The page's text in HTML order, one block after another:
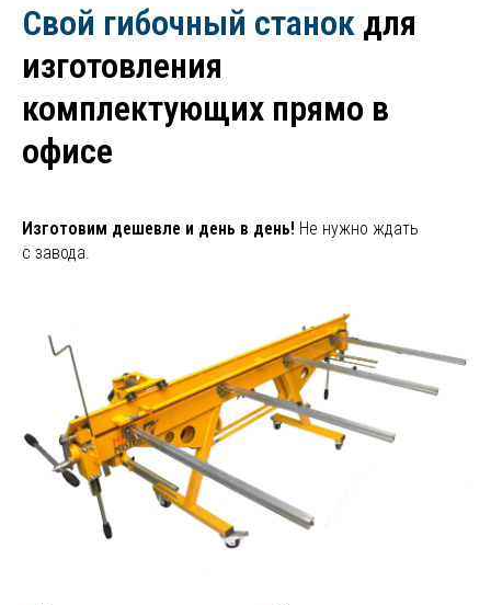
Свой гибочный станок для
изготовления
комплектующих прямо в
офисе
Изготовим дешевле и день в день! Не нужно ждать
с завода.